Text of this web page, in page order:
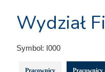
Wydział
Symbol: I000